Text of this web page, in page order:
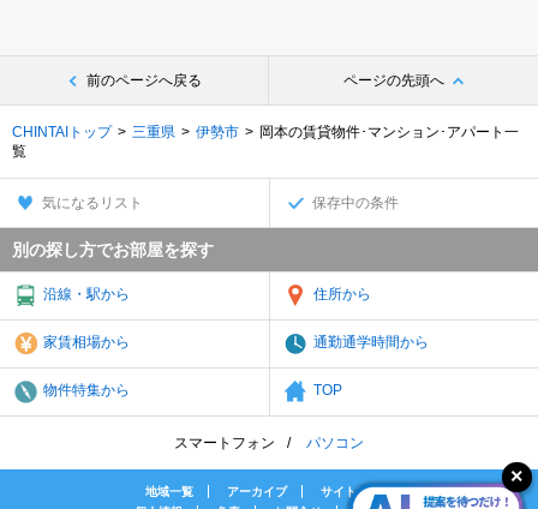
前のページへ戻る ページの先頭へ
CHINTAIトップ 三重県 伊勢市
岡本の賃貸物件･マンション･アパート一
覧
気になるリスト 保存中の条件
別の探し方でお部屋を探す
沿線・駅から 住所から
家賃相場から 通勤通学時間から
物件特集から TOP
スマートフォン パソコン
地域一覧 アーカイブ
サイトマップ